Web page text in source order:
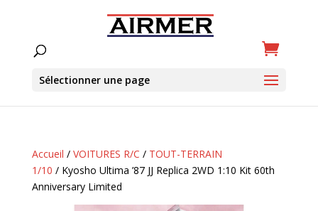
Sélectionner une page
Accueil / VOITURES R/C / TOUT-TERRAIN
1/10 / Kyosho Ultima ’87 JJ Replica 2WD 1:10 Kit 60th
Anniversary Limited